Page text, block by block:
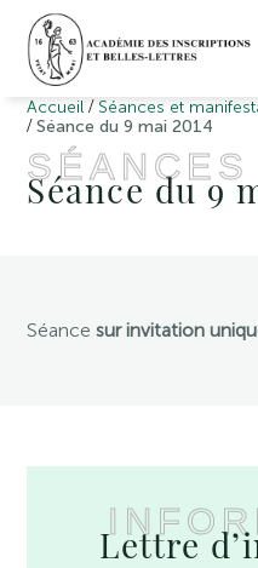
Accueil / Séances et
/Séance du 9 mai 2014
SÉANCES
Séance du 9
Séancesur invitation
Lettre